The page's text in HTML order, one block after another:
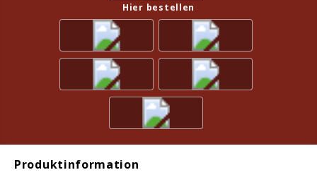
Hier bestellen
Produktinformation